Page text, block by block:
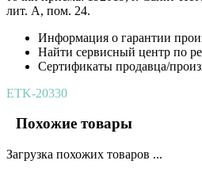
лит. А, пом. 24.
Информация о гарантии
Найти сервисный центр по
Сертификаты продавца/
ETK-20330
Похожие товары
Загрузка похожих товаров ...